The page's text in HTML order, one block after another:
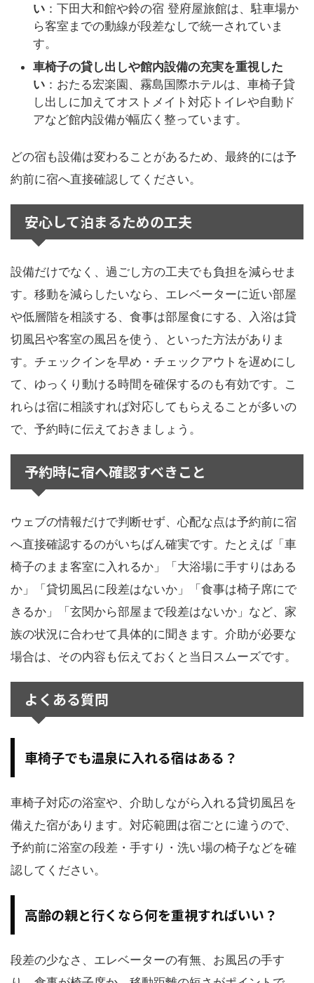
い ：下田大和館や鈴の宿 登府屋旅館は、駐車場か
ら客室までの動線が段差なしで統一されていま
す。
車椅子の貸し出しや館内設備の充実を重視した
い ：おたる宏楽園、霧島国際ホテルは、車椅子貸
し出しに加えてオストメイト対応トイレや自動ド
アなど館内設備が幅広く整っています。
どの宿も設備は変わることがあるため、最終的には予
約前に宿へ直接確認してください。
安心して泊まるための工夫
設備だけでなく、過ごし方の工夫でも負担を減らせま
す。移動を減らしたいなら、エレベーターに近い部屋
や低層階を相談する、食事は部屋食にする、入浴は貸
切風呂や客室の風呂を使う、といった方法がありま
す。チェックインを早め・チェックアウトを遅めにし
て、ゆっくり動ける時間を確保するのも有効です。こ
れらは宿に相談すれば対応してもらえることが多いの
で、予約時に伝えておきましょう。
予約時に宿へ確認すべきこと
ウェブの情報だけで判断せず、心配な点は予約前に宿
へ直接確認するのがいちばん確実です。たとえば「車
椅子のまま客室に入れるか」「大浴場に手すりはある
か」「貸切風呂に段差はないか」「食事は椅子席にで
きるか」「玄関から部屋まで段差はないか」など、家
族の状況に合わせて具体的に聞きます。介助が必要な
場合は、その内容も伝えておくと当日スムーズです。
よくある質問
車椅子でも温泉に入れる宿はある？
車椅子対応の浴室や、介助しながら入れる貸切風呂を
備えた宿があります。対応範囲は宿ごとに違うので、
予約前に浴室の段差・手すり・洗い場の椅子などを確
認してください。
高齢の親と行くなら何を重視すればいい？
段差の少なさ、エレベーターの有無、お風呂の手す